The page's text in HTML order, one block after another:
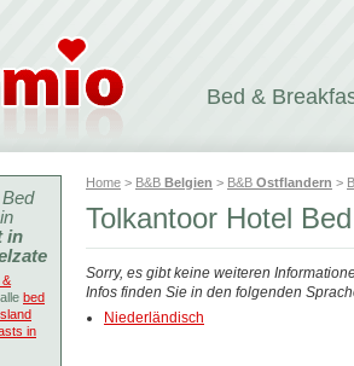
Bed &
Home > B&B Belgien > B&B Ostflandern >
Tolkantoor Hotel
Sorry, es gibt keine weiteren
Infos finden Sie in den folgenden
Niederländisch
in
&
, alle bed
in